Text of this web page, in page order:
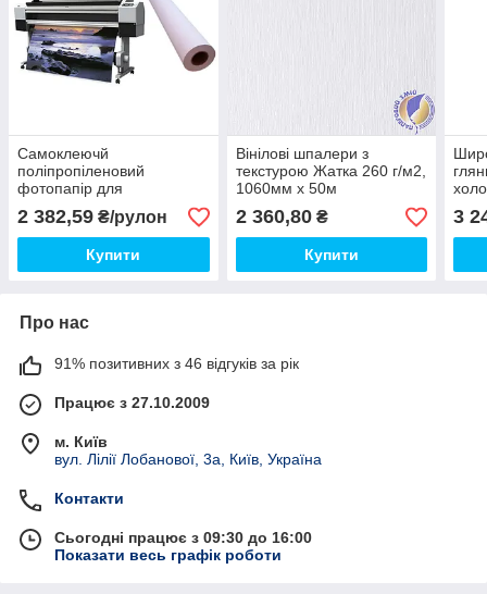
Самоклеючй
поліпропіленовий
фотопапір для
матова, 130 г/м2, 914 мм
х 30 м
2 382,59 ₴/рулон
Купити
Вінілові шпалери з
текстурою Жатка 260 г/м2,
1060мм х 50м
2 360,80₴
Купити
3
Про нас
91% позитивних з 46 відгуків за рік
Працює з 27.10.2009
м. Київ
вул. Лілії Лобанової, 3а, Київ, Україна
Контакти
Сьогодні працює з 09:30 до 16:00
Показати весь графік роботи